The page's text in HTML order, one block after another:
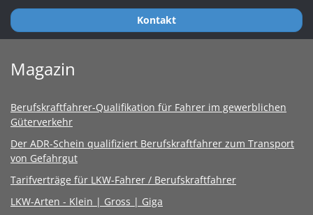
Kontakt
Magazin
Berufskraftfahrer-Qualifikation für Fahrer im gewerblichen
Güterverkehr
Der ADR-Schein qualifiziert Berufskraftfahrer zum Transport
von Gefahrgut
Tarifverträge für LKW-Fahrer / Berufskraftfahrer
LKW-Arten - Klein | Gross | Giga